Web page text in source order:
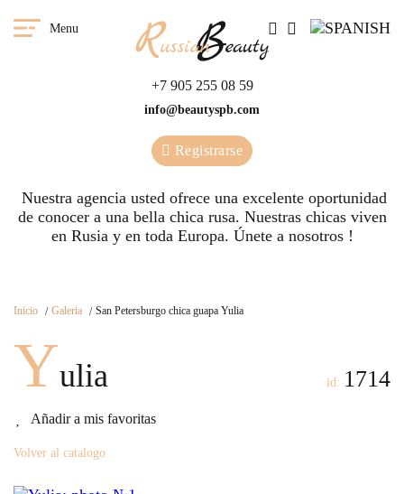
Menu
+7 905 255 08 59
info@beautyspb.com
Registrarse
Nuestra agencia usted ofrece una excelente oportunidad
de conocer a una bella chica rusa. Nuestras сhicas viven
en Rusia y en toda Europa. Únete a nosotros !
Inicio Galeria San Petersburgo chica guapa Yulia
Yulia
Añadir a mis favoritas
id: 1714
Volver al catalogo